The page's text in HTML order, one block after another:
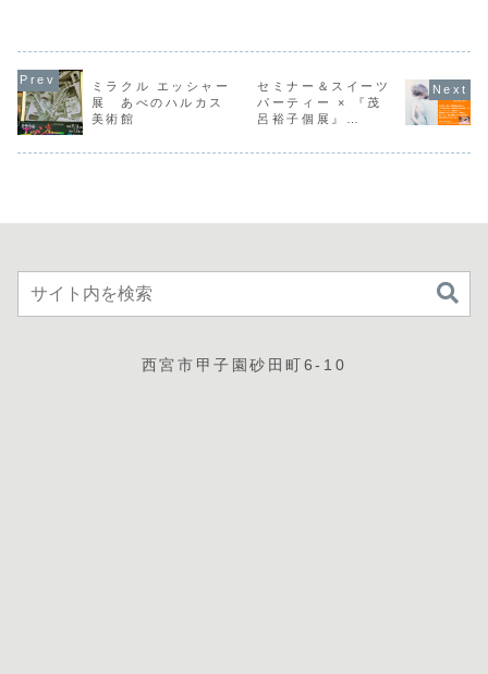
なことを考えなが
も...
すっきり仕上がる
人気が出ていま
す。ツーブロッ
ク。今は男女共に
人気です。ツーブ
何でしょうか？ツ
めるとき、どのよ
うに決めています
か？憧れの女優さ
ミラクル エッシャー
展 あべのハルカス
美術館
セミナー＆スイーツ
パーティー × 『茂
呂裕子個展』
西宮市甲子園砂田町6-10